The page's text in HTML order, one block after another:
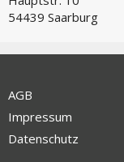
54439 Saarburg
AGB
Impressum
Datenschutz